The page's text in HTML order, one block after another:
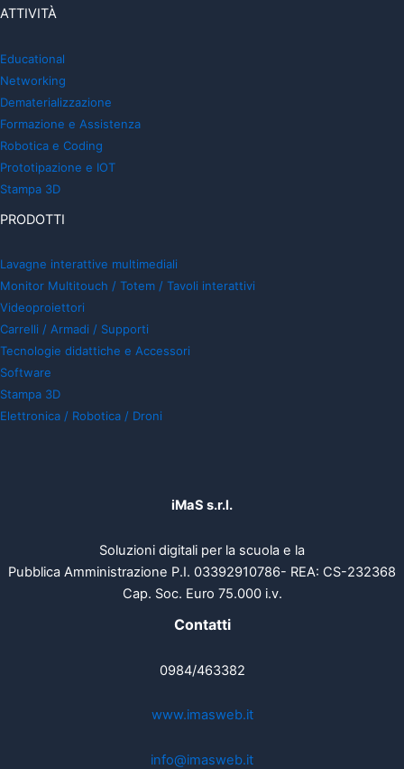
ATTIVITÀ
Educational
Networking
Dematerializzazione
Formazione e Assistenza
Robotica e Coding
Prototipazione e IOT
Stampa 3D
PRODOTTI
Lavagne interattive multimediali
Monitor Multitouch / Totem / Tavoli interattivi
Videoproiettori
Carrelli / Armadi / Supporti
Tecnologie didattiche e Accessori
Software
Stampa 3D
Elettronica / Robotica / Droni
iMaS s.r.l.
Soluzioni digitali per la scuola e la
Pubblica Amministrazione P.I. 03392910786- REA: CS-232368
Cap. Soc. Euro 75.000 i.v.
Contatti
0984/463382
www.imasweb.it
info@imasweb.it